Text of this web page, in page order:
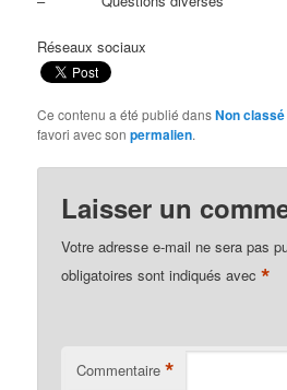
Réseaux sociaux
Ce contenu a été publié dansNon classé
favori avec sonpermalien.
Laisser un
Votre adresse e-mail ne sera pas
obligatoires sont indiqués avec*
Commentaire *